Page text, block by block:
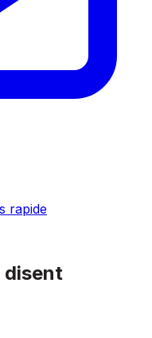
rapide
disent